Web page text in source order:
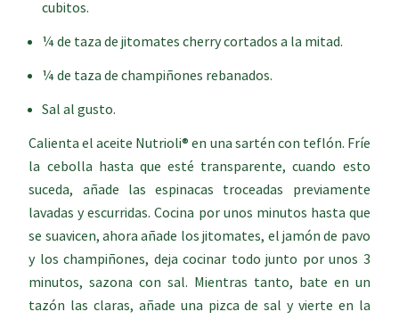
cubitos.
¼ de taza de jitomates cherry cortados a la mitad.
¼ de taza de champiñones rebanados.
Sal al gusto.
Calienta el aceite Nutrioli® en una sartén con teflón. Fríe
la cebolla hasta que esté transparente, cuando esto
suceda, añade las espinacas troceadas previamente
lavadas y escurridas. Cocina por unos minutos hasta que
se suavicen, ahora añade los jitomates, el jamón de pavo
y los champiñones, deja cocinar todo junto por unos 3
minutos, sazona con sal. Mientras tanto, bate en un
tazón las claras, añade una pizca de sal y vierte en la